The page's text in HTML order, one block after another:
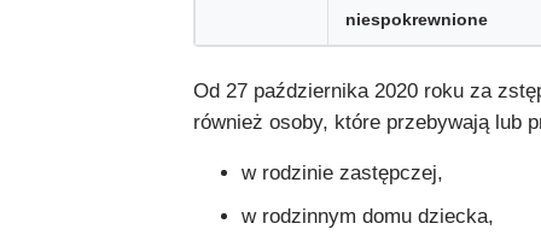
niespokrewnione
Od 27 października 2020 roku za
również osoby, które przebywają lub
w rodzinie zastępczej,
w rodzinnym domu dziecka,